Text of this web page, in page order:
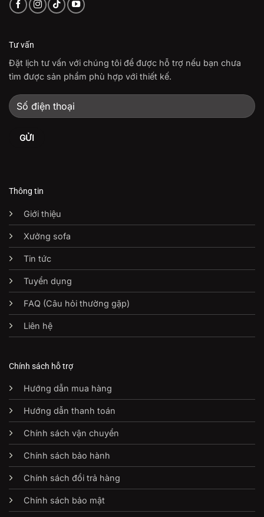
Thông tin
Giới thiệu
Xưởng sofa
Tin tức
Tuyển dụng
FAQ (Câu hỏi thường gặp)
Liên hệ
Chính sách hỗ trợ
Hướng dẫn mua hàng
Hướng dẫn thanh toán
Chính sách vận chuyển
Chính sách bảo hành
Chính sách đổi trả hàng
Chính sách bảo mật
Tư vấn
Đặt lịch tư vấn với chúng tôi để được hỗ trợ nếu bạn chưa
tìm được sản phẩm phù hợp với thiết kế.